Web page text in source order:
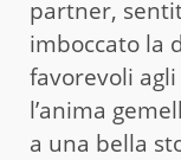
partner,
imboccato la
favorevoli
l’anima
a una bella